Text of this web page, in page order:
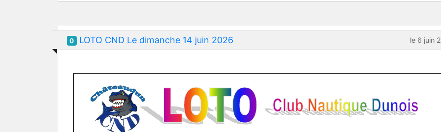
0 LOTO CND Le dimanche 14 juin 2026 le 6 juin